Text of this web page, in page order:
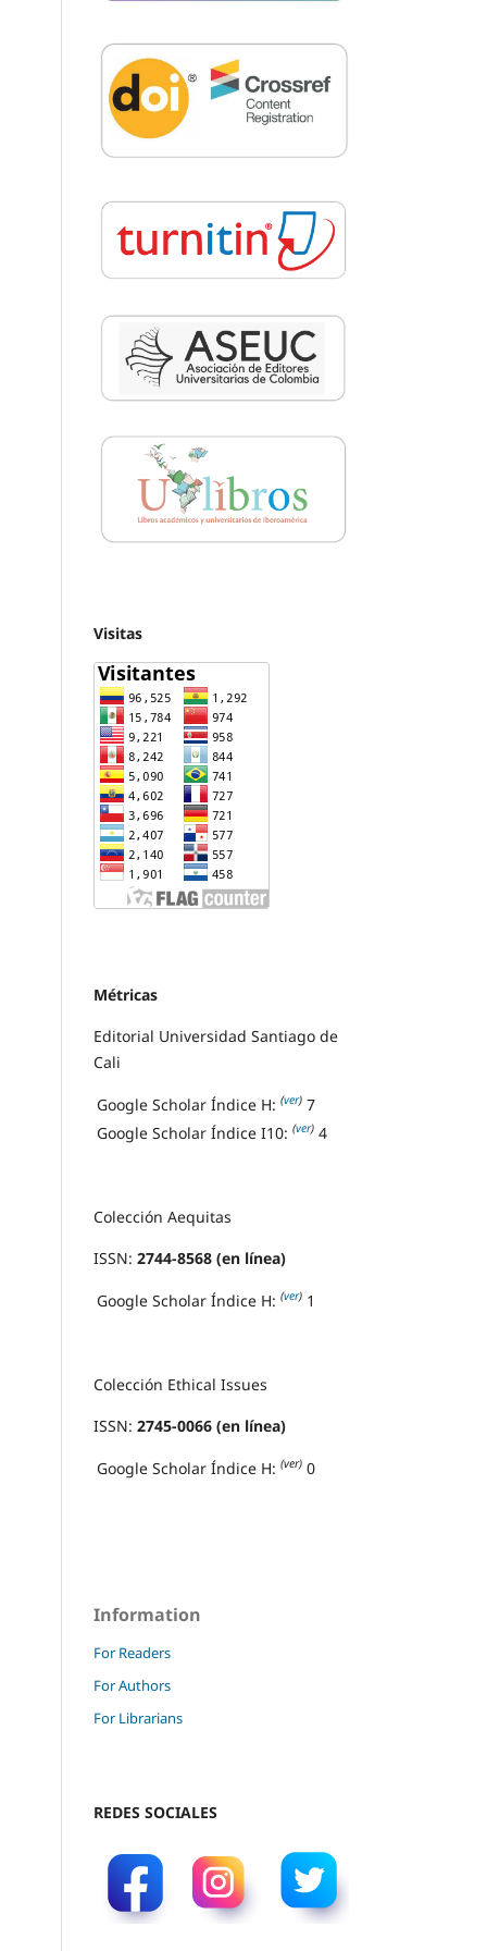
Visitas
Métricas
Editorial Universidad Santiago de
Cali
Google Scholar Índice H: (ver) 7
Google Scholar Índice I10: (ver) 4
Colección Aequitas
ISSN: 2744-8568 (en línea)
Google Scholar Índice H: (ver) 1
Colección Ethical Issues
ISSN: 2745-0066 (en línea)
Google Scholar Índice H: (ver) 0
Information
For Readers
For Authors
For Librarians
REDES SOCIALES